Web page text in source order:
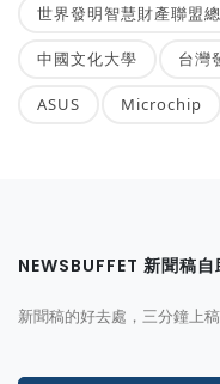
世界發明智慧財產聯盟
中國文化大學 台灣
ASUS Microchip
NEWSBUFFET 新聞稿
新聞稿的好去處，三分鐘上